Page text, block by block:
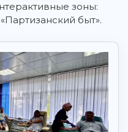
зоны:
быт».